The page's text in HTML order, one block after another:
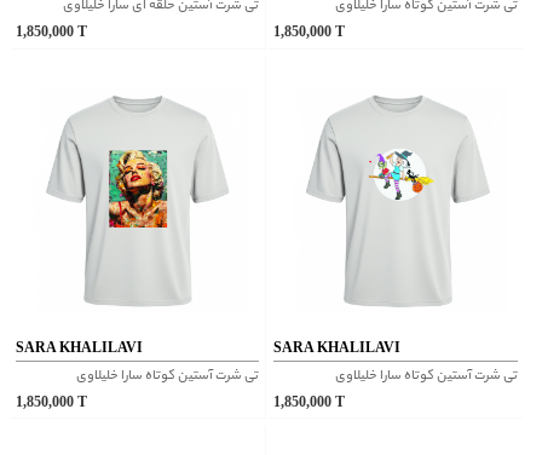
تی شرت آستین حلقه ای سارا خلیلاوی
1,850,000T
تی شرت آستین کوتاه سارا خلیلاوی
1,850,000 T
SARA KHALILAVI
تی شرت آستین کوتاه سارا خلیلاوی
1,850,000T
SARA KHALILAVI
تی شرت آستین کوتاه سارا خلیلاوی
1,850,000 T